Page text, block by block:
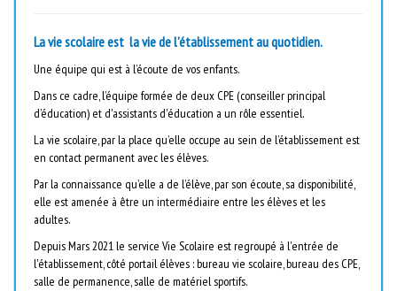
La vie scolaire est la vie de l’établissement au quotidien.
Une équipe qui est à l’écoute de vos enfants.
Dans ce cadre, l’équipe formée de deux CPE (conseiller principal
d’éducation) et d'assistants d'éducation a un rôle essentiel.
La vie scolaire, par la place qu’elle occupe au sein de l’établissement est
en contact permanent avec les élèves.
Par la connaissance qu’elle a de l’élève, par son écoute, sa disponibilité,
elle est amenée à être un intermédiaire entre les élèves et les
adultes.
Depuis Mars 2021 le service Vie Scolaire est regroupé à l'entrée de
l'établissement, côté portail élèves : bureau vie scolaire, bureau des CPE,
salle de permanence, salle de matériel sportifs.